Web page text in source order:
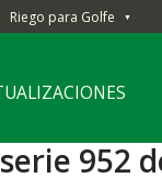
Riego para Golfe ▼
952